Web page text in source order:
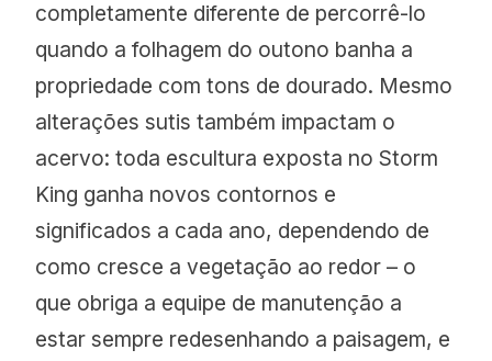
completamente diferente de percorrê-lo
quando a folhagem do outono banha a
propriedade com tons de dourado. Mesmo
alterações sutis também impactam o
acervo: toda escultura exposta no Storm
King ganha novos contornos e
significados a cada ano, dependendo de
como cresce a vegetação ao redor – o
que obriga a equipe de manutenção a
estar sempre redesenhando a paisagem, e